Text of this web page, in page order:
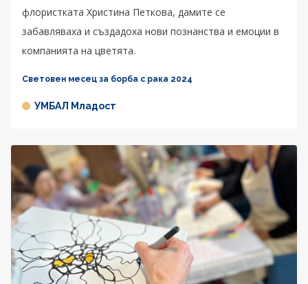
флористката Христина Петкова, дамите се
забавляваха и създадоха нови познанства и емоции в
компанията на цветята.
Световен месец за борба с рака 2024
УМБАЛ Младост